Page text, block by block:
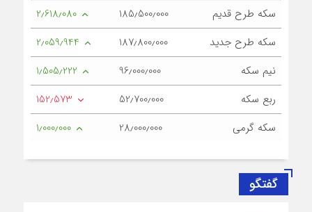
سکه طرح قدیم
185٫500٫000
2٫618٫080
سکه طرح جدید
187٫800٫000
2٫059٫944
نیم سکه
96٫000٫000
1٫505٫222
ربع سکه
52٫700٫000
152٫573
سکه گرمی
28٫000٫000 1٫000٫000
گفتگو